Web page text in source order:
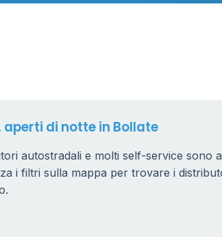
aperti di notte in Bollate
autostradali e molti self-service sono
i filtri sulla mappa per trovare i